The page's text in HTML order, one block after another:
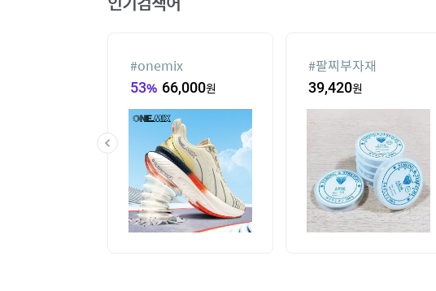
#onemix
53% 66,000원
#팔찌부자재
39,420원